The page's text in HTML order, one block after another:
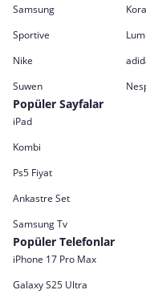
Samsung
Sportive
Nike
Suwen
Popüler Sayfalar
iPad
Kombi
Ps5 Fiyat
Ankastre Set
Samsung Tv
Popüler Telefonlar
iPhone 17 Pro Max
Galaxy S25 Ultra